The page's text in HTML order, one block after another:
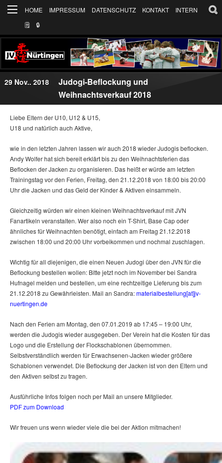
HOME IMPRESSUM DATENSCHUTZ KONTAKT
INTERN
🗒
🔒︎
29 Nov.. 2018
Judogi-Beflockung und
Weihnachtsverkauf 2018
Liebe Eltern der U10, U12 & U15,
U18 und natürlich auch Aktive,
wie in den letzten Jahren lassen wir auch 2018 wieder Judogis beflocken.
Andy Wolfer hat sich bereit erklärt bis zu den Weihnachtsferien das
Beflocken der Jacken zu organisieren. Das heißt er würde am letzten
Trainingstag vor den Ferien, Freitag, den 21.12.2018 von 18:00 bis 20:00
Uhr die Jacken und das Geld der Kinder & Aktiven einsammeln.
Gleichzeitig würden wir einen kleinen Weihnachtsverkauf mit JVN
Fanartikeln veranstalten. Wer also noch ein T-Shirt, Base Cap oder
ähnliches für Weihnachten benötigt, einfach am Freitag 21.12.2018
zwischen 18:00 und 20:00 Uhr vorbeikommen und nochmal zuschlagen.
Wichtig für all diejenigen, die einen Neuen Judogi über den JVN für die
Beflockung bestellen wollen: Bitte jetzt noch im November bei Sandra
Hufnagel melden und bestellen, um eine rechtzeitige Lieferung bis zum
21.12.2018 zu Gewährleisten. Mail an Sandra:materialbestellung[at]jv-
nuertingen.de
Nach den Ferien am Montag, den 07.01.2019 ab 17:45 – 19:00 Uhr,
werden die Judogis wieder ausgegeben. Der Verein hat die Kosten für das
Logo und die Erstellung der Flockschablonen übernommen.
Selbstverständlich werden für Erwachsenen-Jacken wieder größere
Schablonen verwendet. Die Beflockung der Jacken ist von den Eltern und
den Aktiven selbst zu tragen.
Ausführliche Infos folgen noch per Mail an unsere Mitglieder.
PDF zum Download
Wir freuen uns wenn wieder viele die bei der Aktion mitmachen!